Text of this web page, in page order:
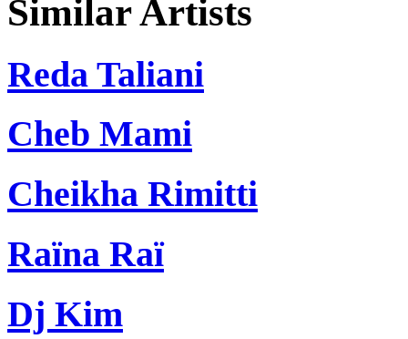
Similar Artists
Reda Taliani
Cheb Mami
Cheikha Rimitti
Raïna Raï
Dj Kim